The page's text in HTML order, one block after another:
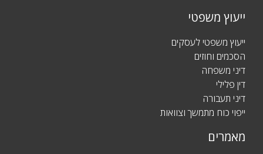
ייעוץ משפטי
ייעוץ משפטי לעסקים
הסכמים וחוזים
דיני משפחה
דין פלילי
דיני תעבורה
ייפוי כוח מתמשך וצוואות
מאמרים